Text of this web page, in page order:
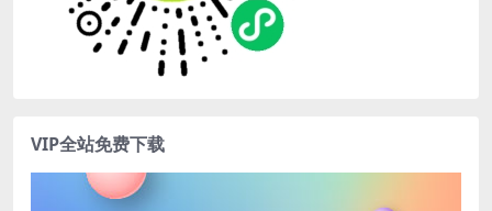
VIP全站免费下载